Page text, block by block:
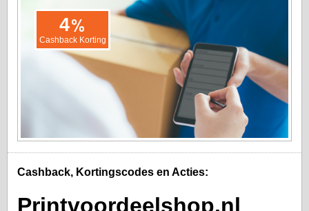
4%
Cashback Korting
Cashback, Kortingscodes en Acties:
Printvoordeelshop.nl